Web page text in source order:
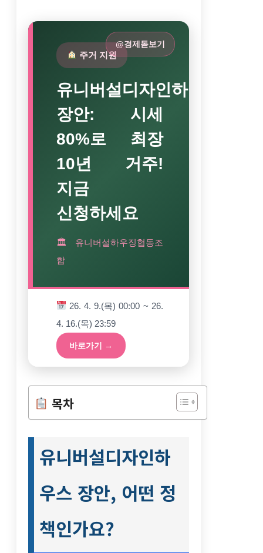
@경제돋보기
주거 지원
유니버설디자인하우스
장안: 시세
80%로 최장
10년 거주!
지금
신청하세요
🏛 유니버설하우징협동조
합
26. 4. 9.(목) 00:00 ~ 26.
4. 16.(목) 23:59
바로가기 →
목차
유니버설디자인하
우스 장안, 어떤 정
책인가요?